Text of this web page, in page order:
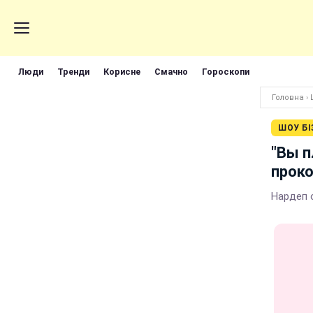
Люди Тренди Корисне Смачно Гороскопи
Головна ›
ШОУ
"Вы
Нардеп